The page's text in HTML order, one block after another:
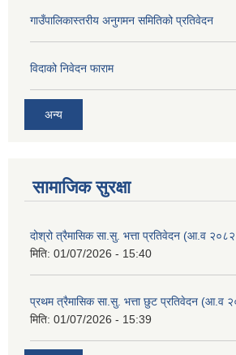
गाउँपालिकास्तरीय अनुगमन समितिको प्रतिवेदन
विदाको निवेदन फाराम
अन्य
सामाजिक सुरक्षा
दोश्रो त्रैमासिक सा.सु. भत्ता प्रतिवेदन (आ.व
मिति: 01/07/2026 - 15:40
प्रथम त्रैमासिक सा.सु. भत्ता छुट प्रतिवेदन (आ.व
मिति: 01/07/2026 - 15:39